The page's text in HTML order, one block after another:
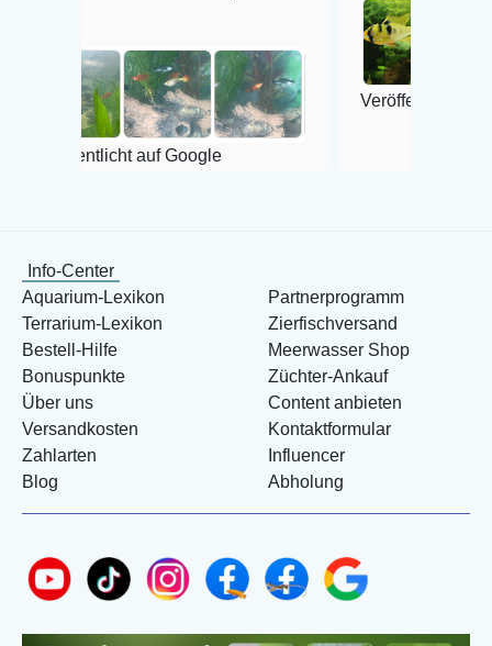
auf Google
Veröffentlicht auf Google
Info-Center
Aquarium-Lexikon
Terrarium-Lexikon
Bestell-Hilfe
Bonuspunkte
Über uns
Versandkosten
Zahlarten
Blog
Partnerprogramm
Zierfischversand
Meerwasser Shop
Züchter-Ankauf
Content anbieten
Kontaktformular
Influencer
Abholung